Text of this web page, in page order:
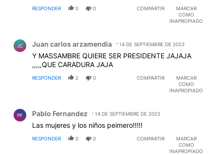
RESPONDER 0 0 COMPARTIR
MARCAR
COMO
INAPROPIADO
JC Juan carlos arzamendia 14 DE SEPTIEMBRE DE 2023
Y MASSAMBRE QUIERE SER PRESIDENTE JAJAJA
,,,,,QUE CARADURA JAJA
RESPONDER 2 0 COMPARTIR
MARCAR
COMO
INAPROPIADO
PF Pablo Fernandez 14 DE SEPTIEMBRE DE 2023
Las mujeres y los niños peimero!!!!!
RESPONDER 0 0 COMPARTIR
MARCAR
COMO
INAPROPIADO